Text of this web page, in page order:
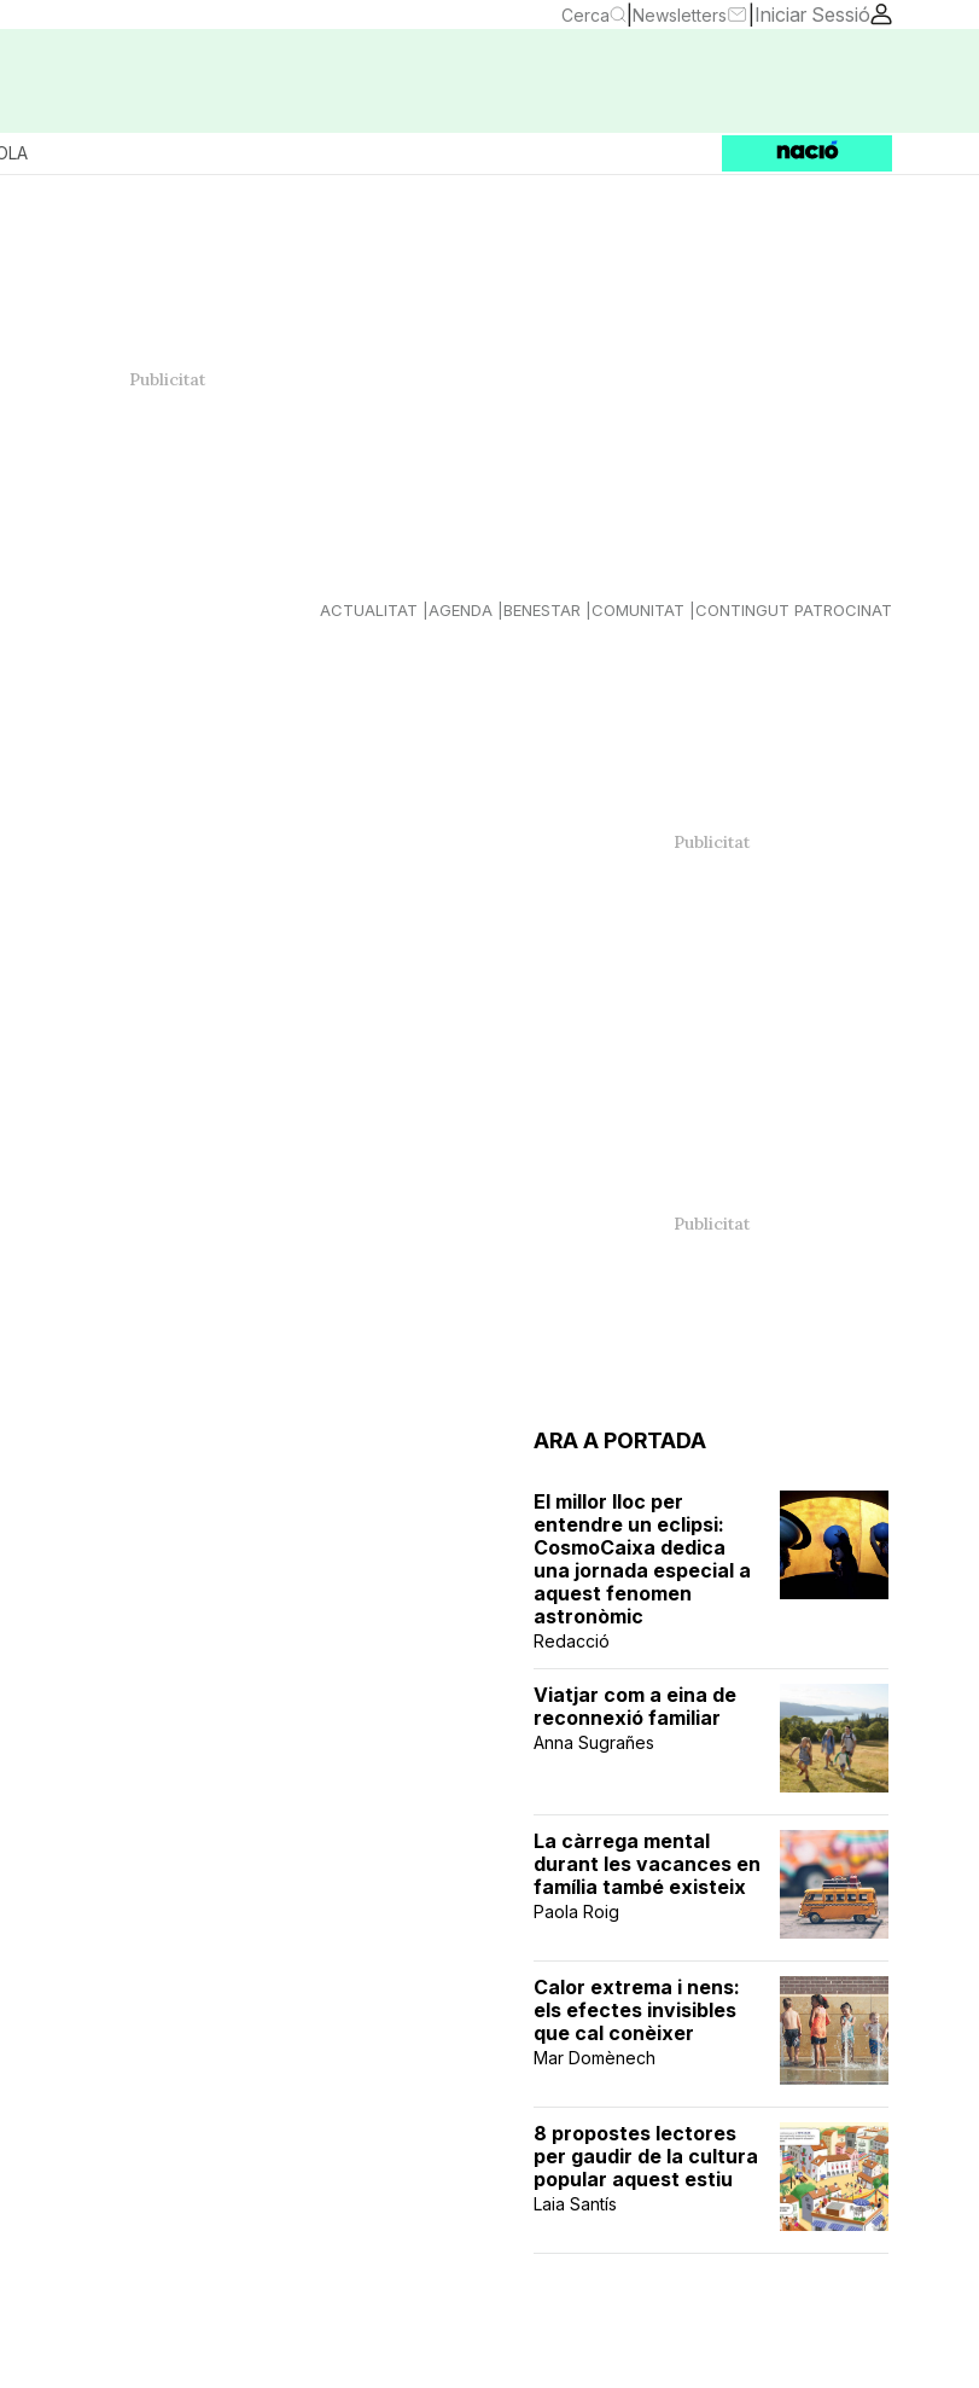
Cerca Newsletters Iniciar Sessió
ACTUALITAT AGENDA BENESTAR COMUNITAT CONTINGUT PATROCINAT
ARA A PORTADA
El millor lloc per
entendre un eclipsi:
CosmoCaixa dedica
una jornada especial a
aquest fenomen
astronòmic
Redacció
Viatjar com a eina de
reconnexió familiar
Anna Sugrañes
La càrrega mental
durant les vacances en
família també existeix
Paola Roig
Calor extrema i nens:
els efectes invisibles
que cal conèixer
Mar Domènech
8 propostes lectores
per gaudir de la cultura
popular aquest estiu
Laia Santís